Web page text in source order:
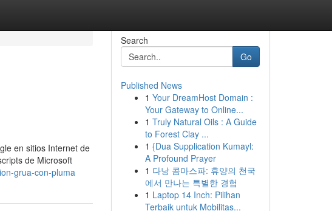
en sitios Internet de
de Microsoft
grua-con-pluma
Search
Go
Published News
1 Your DreamHost Domain :
Your Gateway to Online...
1 Truly Natural Oils : A Guide
to Forest Clay ...
1 {Dua Supplication Kumayl:
A Profound Prayer
1 다낭 콤마스파: 휴양의 천국
에서 만나는 특별한 경험
1 Laptop 14 Inch: Pilihan
Terbaik untuk Mobilitas...